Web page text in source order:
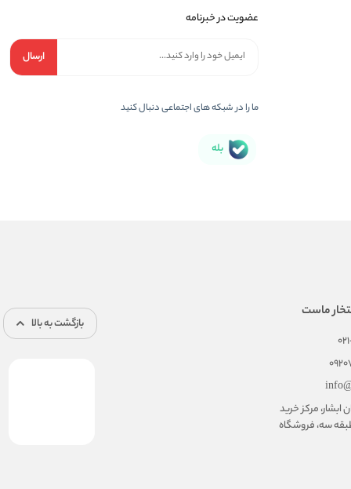
عضویت در خبرنامه
ارسال
ما را در شبکه های اجتماعی دنبال کنید
بله
ماست
مرکز خرید
سه، فروشگاه
بازگشت به بالا